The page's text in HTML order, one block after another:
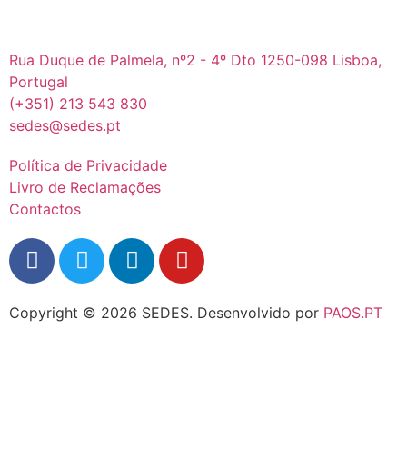
Rua Duque de Palmela, nº2 - 4º Dto 1250-098 Lisboa,
Portugal
(+351) 213 543 830
sedes@sedes.pt
Política de Privacidade
Livro de Reclamações
Contactos
Copyright © 2026 SEDES. Desenvolvido por PAOS.PT